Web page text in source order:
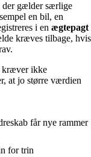
der gælder særlige
en bil, en
i en ægtepagt
kræves tilbage, hvis
kræver ikke
at jo større værdien
får nye rammer
for trin